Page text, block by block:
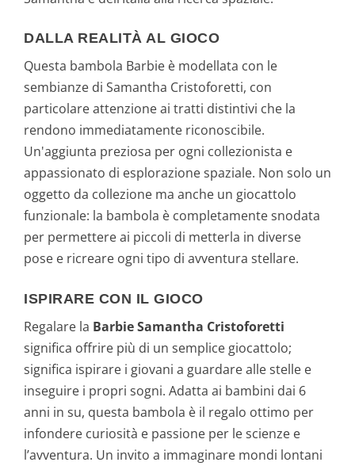
DALLA REALITÀ AL GIOCO
Questa bambola Barbie è modellata con le
sembianze di Samantha Cristoforetti, con
particolare attenzione ai tratti distintivi che la
rendono immediatamente riconoscibile.
Un'aggiunta preziosa per ogni collezionista e
appassionato di esplorazione spaziale. Non solo un
oggetto da collezione ma anche un giocattolo
funzionale: la bambola è completamente snodata
per permettere ai piccoli di metterla in diverse
pose e ricreare ogni tipo di avventura stellare.
ISPIRARE CON IL GIOCO
Regalare la Barbie Samantha Cristoforetti
significa offrire più di un semplice giocattolo;
significa ispirare i giovani a guardare alle stelle e
inseguire i propri sogni. Adatta ai bambini dai 6
anni in su, questa bambola è il regalo ottimo per
infondere curiosità e passione per le scienze e
l’avventura. Un invito a immaginare mondi lontani